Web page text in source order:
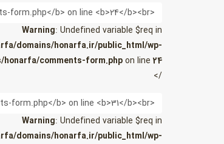
Warning: Undefined variable $req in
domains/honarfa.ir/public_html/wp-
honarfa/comments-form.phpon line24
/>
ایمیل
Warning: Undefined variable $req in
domains/honarfa.ir/public_html/wp-